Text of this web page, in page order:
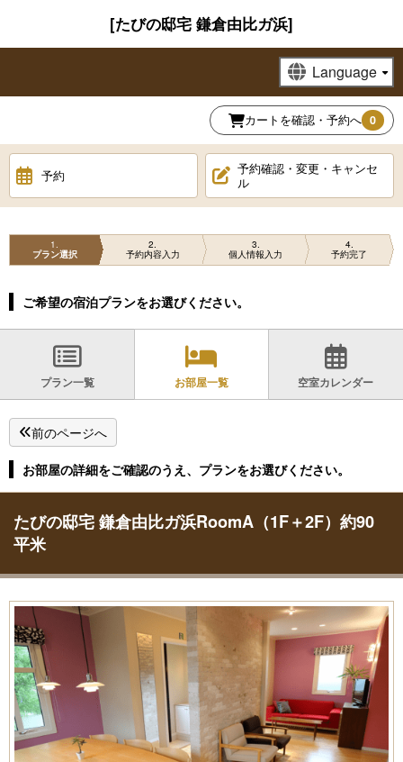
[たびの邸宅 鎌倉由比ガ浜]
カートを確認・予約へ 0
予約
予約確認・変更・キャンセ
ル
1
プラン選択
2
予約内容入力
3
個人情報入力
4
予約完了
ご希望の宿泊プランをお選びください。
プラン一覧 お部屋一覧 空室カレンダー
前のページへ
お部屋の詳細をご確認のうえ、プランをお選びください。
たびの邸宅 鎌倉由比ガ浜RoomA（1F＋2F）約90
平米